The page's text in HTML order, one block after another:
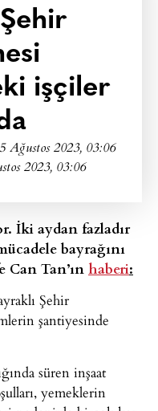
işçiler
5 Ağustos 2023, 03:06
2023, 03:06
İki aydan fazladır
bayrağını
Can Tan’ın haberi:
Şehir
şantiyesinde
süren inşaat
yemeklerin